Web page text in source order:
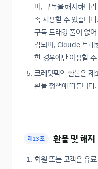
며, 구독을 해지하더
속 사용할 수 있습니
구독 트래킹 풀이 없
감되며, Claude 트래
한 경우에만 이용할
크레딧팩의 환불은
환불 정책에 따릅니다.
제13조 환불 및 해지
회원 또는 고객은 유